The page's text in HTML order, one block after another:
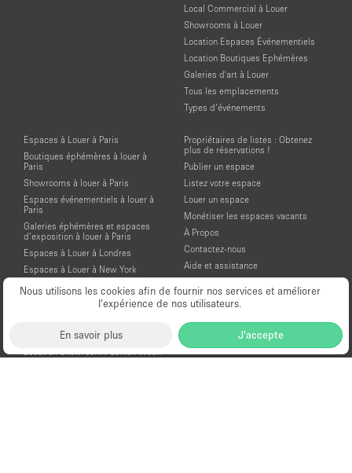
Nous utilisons les cookies afin de fournir nos services et améliorer
l’expérience de nos utilisateurs.
En savoir plus J'accepte
Local Commercial à Louer
Showrooms à Louer
Location Espaces Événementiels
Location Boutiques Ephémères
Galeries d'art à Louer
Tous les emplacements
Types d’événements
Espaces à Louer à Paris
Boutiques éphémères à louer à
Paris
Showrooms à louer à Paris
Espaces événementiels à louer à
Paris
Galeries éphémères et espaces
d’exposition à louer à Paris
Espaces à Louer à Londres
Espaces à Louer à New York
Espaces à Louer à San Francisco
Espaces à Louer à Los Angeles
Espaces à Louer à Dubai
Propriétaires de listes : Obtenez
plus de réservations !
Publier un espace
Listez votre espace
Louer un espace
Monétiser les espaces vacants
À Propos
Contactez-nous
Aide et assistance
Conditions générales d'utilisation
Mentions légales